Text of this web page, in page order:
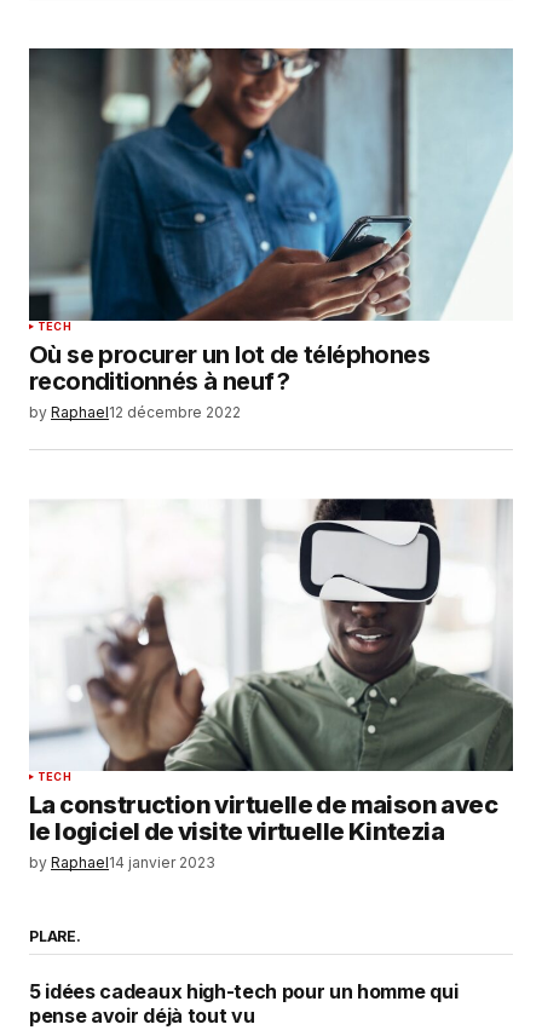
TECH
Où se procurer un lot de téléphones
reconditionnés à neuf ?
by Raphael12 décembre 2022
TECH
La construction virtuelle de maison avec
le logiciel de visite virtuelle Kintezia
by Raphael14 janvier 2023
PLARE.
5 idées cadeaux high-tech pour un homme qui
pense avoir déjà tout vu